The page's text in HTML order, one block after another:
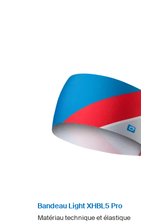
Bandeau Light XHBL5 Pro
Matériau technique et élastique